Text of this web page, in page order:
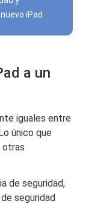
iPad
a un
iguales entre
único que
otras
de seguridad,
seguridad